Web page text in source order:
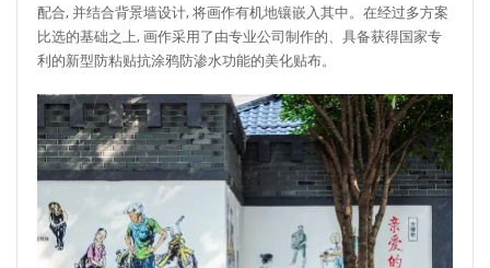
配合, 并结合背景墙设计, 将画作有机地镶嵌入其中。在经过多方案
比选的基础之上, 画作采用了由专业公司制作的、具备获得国家专
利的新型防粘贴抗涂鸦防渗水功能的美化贴布。